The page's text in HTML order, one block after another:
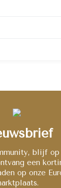
blijf op
een
op onze